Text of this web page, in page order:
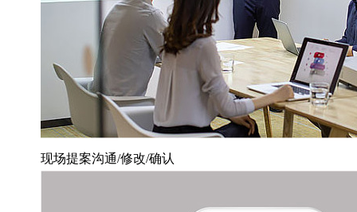
现场提案沟通/修改/确认